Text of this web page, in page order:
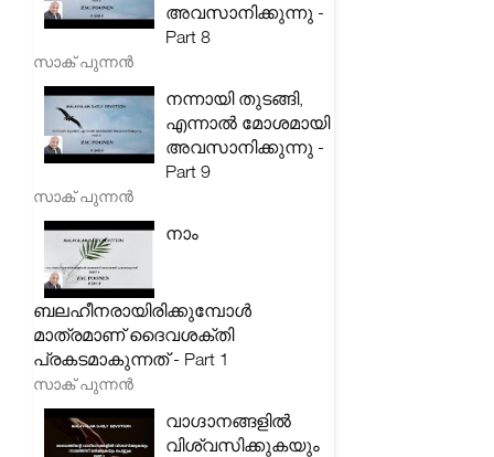
അവസാനിക്കുന്നു -
Part 8
സാക് പുന്നൻ
നന്നായി തുടങ്ങി,
എന്നാൽ മോശമായി
അവസാനിക്കുന്നു -
Part 9
സാക് പുന്നൻ
നാം
ബലഹീനരായിരിക്കുമ്പോൾ
മാത്രമാണ് ദൈവശക്തി
പ്രകടമാകുന്നത് - Part 1
സാക് പുന്നൻ
വാഗ്ദാനങ്ങളിൽ
വിശ്വസിക്കുകയും